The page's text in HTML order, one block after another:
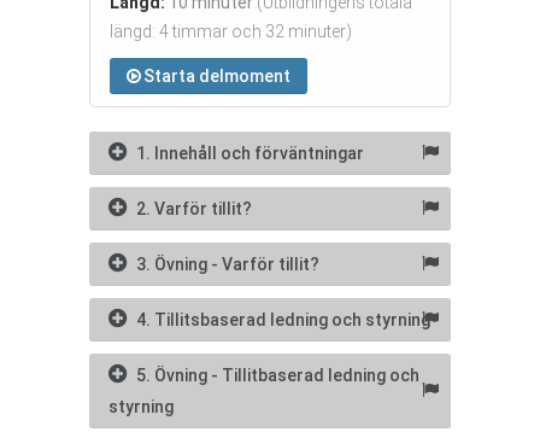
längd: 4 timmar och 32 minuter)
Starta delmoment
1. Innehåll och förväntningar
2. Varför tillit?
3. Övning - Varför tillit?
4. Tillitsbaserad ledning och styrning
5. Övning - Tillitbaserad ledning och
styrning